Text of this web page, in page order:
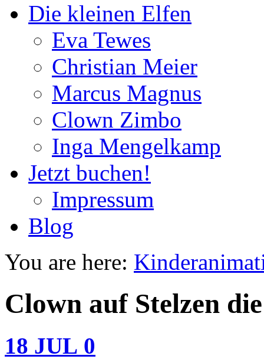
Die kleinen Elfen
Eva Tewes
Christian Meier
Marcus Magnus
Clown Zimbo
Inga Mengelkamp
Jetzt buchen!
Impressum
Blog
You are here:
Clown auf Stelzen
18 JUL 0